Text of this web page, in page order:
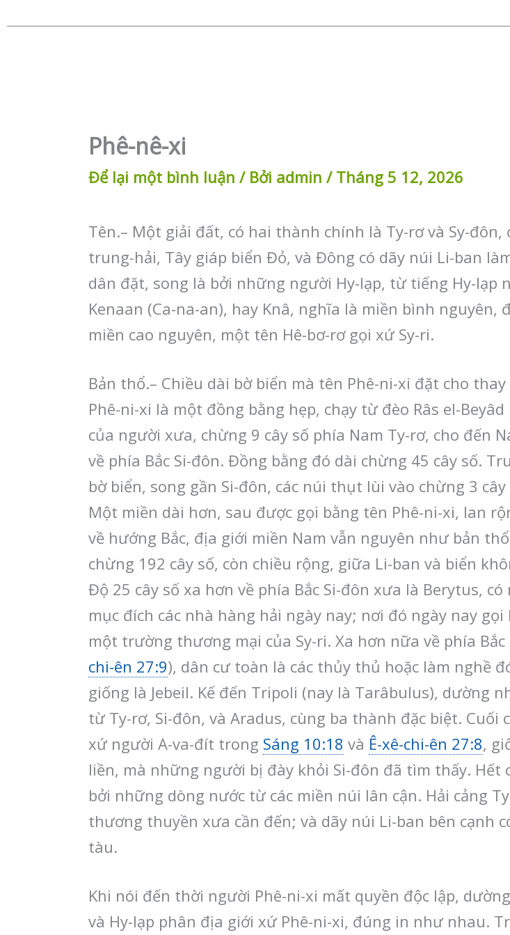
Phê-nê-xi
Để lại một bình luận / Bởi admin / Tháng 5 12, 2026
Tên.– Một giải đất, có hai thành chính là Ty-rơ và Sy-
trung-hải, Tây giáp biển Đỏ, và Đông có dãy núi Li-ban
dân đặt, song là bởi những người Hy-lạp, từ tiếng Hy-lạp
Kenaan (Ca-na-an), hay Knâ, nghĩa là miền bình
miền cao nguyên, một tên Hê-bơ-rơ gọi xứ Sy-ri.
Bản thổ.– Chiều dài bờ biển mà tên Phê-ni-xi đặt cho
Phê-ni-xi là một đồng bằng hẹp, chạy từ đèo Râs el-
của người xưa, chừng 9 cây số phía Nam Ty-rơ, cho đến
về phía Bắc Si-đôn. Đồng bằng đó dài chừng 45 cây số.
bờ biển, song gần Si-đôn, các núi thụt lùi vào chừng 3
Một miền dài hơn, sau được gọi bằng tên Phê-ni-xi, lan
về hướng Bắc, địa giới miền Nam vẫn nguyên như bản
chừng 192 cây số, còn chiều rộng, giữa Li-ban và biển
Độ 25 cây số xa hơn về phía Bắc Si-đôn xưa là Berytus,
mục đích các nhà hàng hải ngày nay; nơi đó ngày nay
một trường thương mại của Sy-ri. Xa hơn nữa về phía
chi-ên 27:9), dân cư toàn là các thủy thủ hoặc làm nghề
giống là Jebeil. Kế đến Tripoli (nay là Tarâbulus), dường
từ Ty-rơ, Si-đôn, và Aradus, cùng ba thành đặc biệt. Cuối
xứ người A-va-đít trong Sáng 10:18 và Ê-xê-chi-ên 27:8,
liền, mà những người bị đày khỏi Si-đôn đã tìm thấy.
bởi những dòng nước từ các miền núi lân cận. Hải cảng
thương thuyền xưa cần đến; và dãy núi Li-ban bên cạnh
tàu.
Khi nói đến thời người Phê-ni-xi mất quyền độc lập,
và Hy-lạp phân địa giới xứ Phê-ni-xi, đúng in như nhau.